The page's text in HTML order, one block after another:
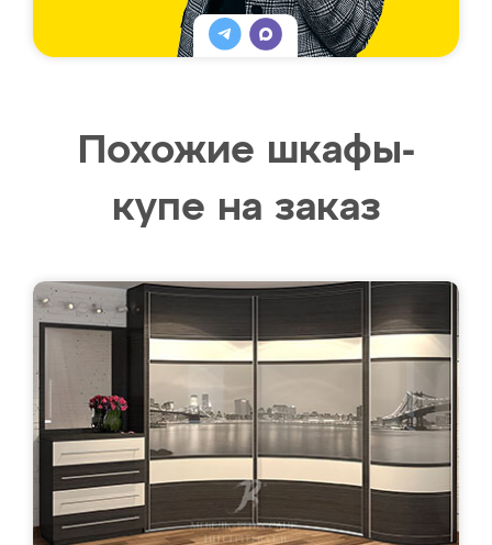
Похожие шкафы-
купе на заказ